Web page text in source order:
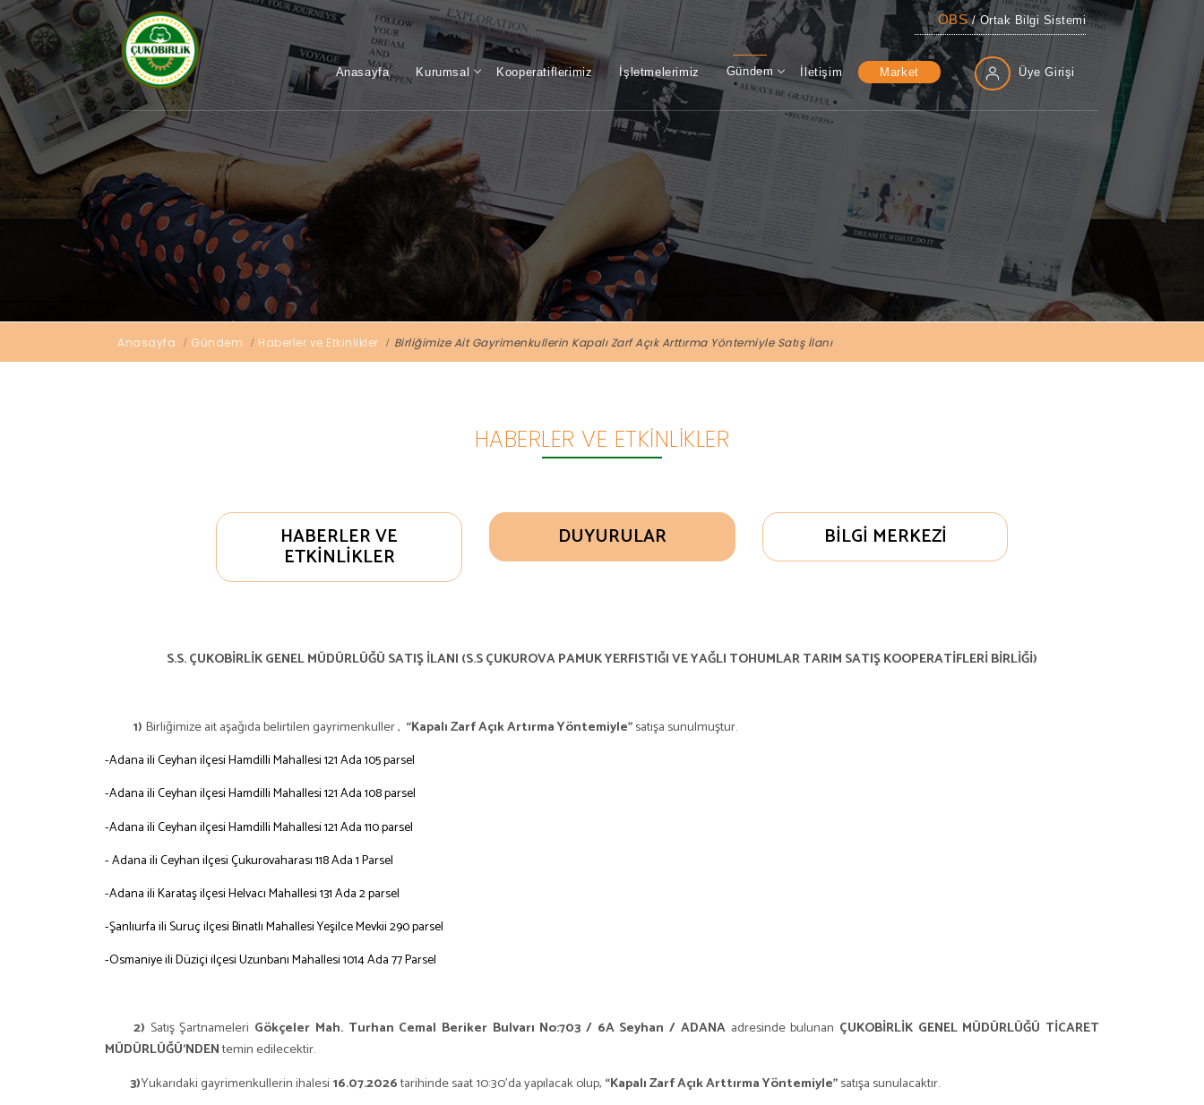
OBS/ Ortak Bilgi Sistemi
Anasayfa Kurumsal Kooperatiflerimiz İşletmelerimiz Gündem İletişim Market Üye Girişi
Anasayfa Gündem Haberler ve Etkinlikler Birliğimize Ait Gayrimenkullerin Kapalı Zarf Açık Arttırma Yöntemiyle Satış İlanı
HABERLER VE ETKINLIKLER
HABERLER VE
ETKINLIKLER
DUYURULAR BILGI MERKEZI
S.S. ÇUKOBİRLİK GENEL MÜDÜRLÜĞÜ SATIŞ İLANI (S.S ÇUKUROVA PAMUK YERFISTIĞI VE YAĞLI TOHUMLARTARIM SATIŞ KOOPERATİFLERİ BİRLİĞİ)
1) Birliğimize ait aşağıda belirtilen gayrimenkuller , “Kapalı Zarf Açık Artırma Yöntemiyle”satışa sunulmuştur.
-Adana ili Ceyhan ilçesi Hamdilli Mahallesi 121 Ada 105 parsel
-Adana ili Ceyhan ilçesi Hamdilli Mahallesi 121 Ada 108 parsel
-Adana ili Ceyhan ilçesi Hamdilli Mahallesi 121 Ada 110 parsel
- Adana ili Ceyhan ilçesi Çukurovaharası 118 Ada 1 Parsel
-Adana ili Karataş ilçesi Helvacı Mahallesi 131 Ada 2 parsel
-Şanlıurfa ili Suruç ilçesi Binatlı Mahallesi Yeşilce Mevkii 290 parsel
-Osmaniye ili Düziçi ilçesi Uzunbanı Mahallesi 1014 Ada 77 Parsel
2) Satış Şartnameleri Gökçeler Mah. Turhan Cemal Beriker Bulvarı No:703 / 6A Seyhan / ADANAadresinde bulunan ÇUKOBİRLİK GENEL MÜDÜRLÜĞÜ TİCARET
MÜDÜRLÜĞÜ’NDENtemin edilecektir.
3)Yukarıdaki gayrimenkullerin ihalesi16.07.2026tarihinde saat 10:30’da yapılacak olup, “Kapalı Zarf Açık Arttırma Yöntemiyle”satışa sunulacaktır.